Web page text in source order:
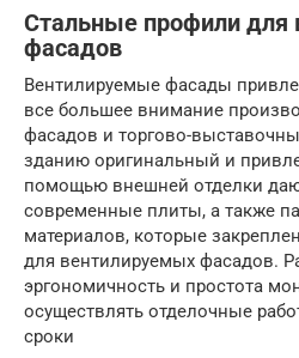
Стальные профили для
фасадов
Вентилируемые фасады
все большее внимание
фасадов и торгово-
зданию оригинальный и
помощью внешней отделки
современные плиты, а также
материалов, которые
для вентилируемых фасадов.
эргономичность и простота
осуществлять отделочные
сроки